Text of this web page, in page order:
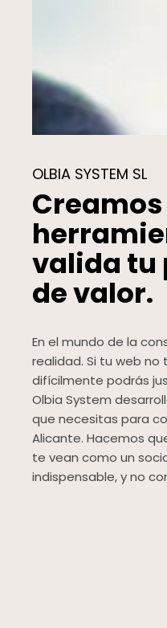
OLBIA SYSTEM SL
valida tu
de valor.
En el mundo de la
realidad. Si tu web
difícilmente podrás
Olbia System
que necesitas para
Alicante. Hacemos
te vean como un
indispensable, y no